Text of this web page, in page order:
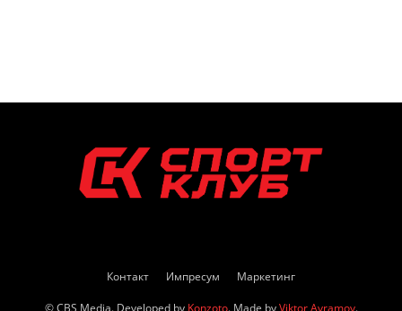
Контакт Импресум Маркетинг
© CBS Media. Developed by Konzoto. Made byViktor Avramov.